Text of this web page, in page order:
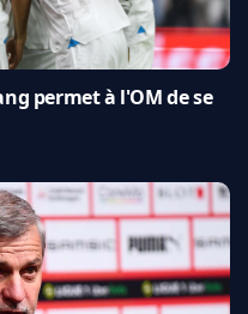
permet à l'OM de se